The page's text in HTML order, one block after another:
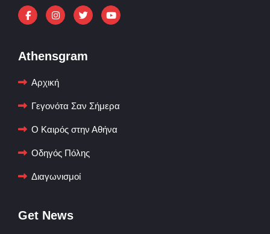
Athensgram
Αρχική
Γεγονότα Σαν Σήμερα
Ο Καιρός στην Αθήνα
Οδηγός Πόλης
Διαγωνισμοί
Get News